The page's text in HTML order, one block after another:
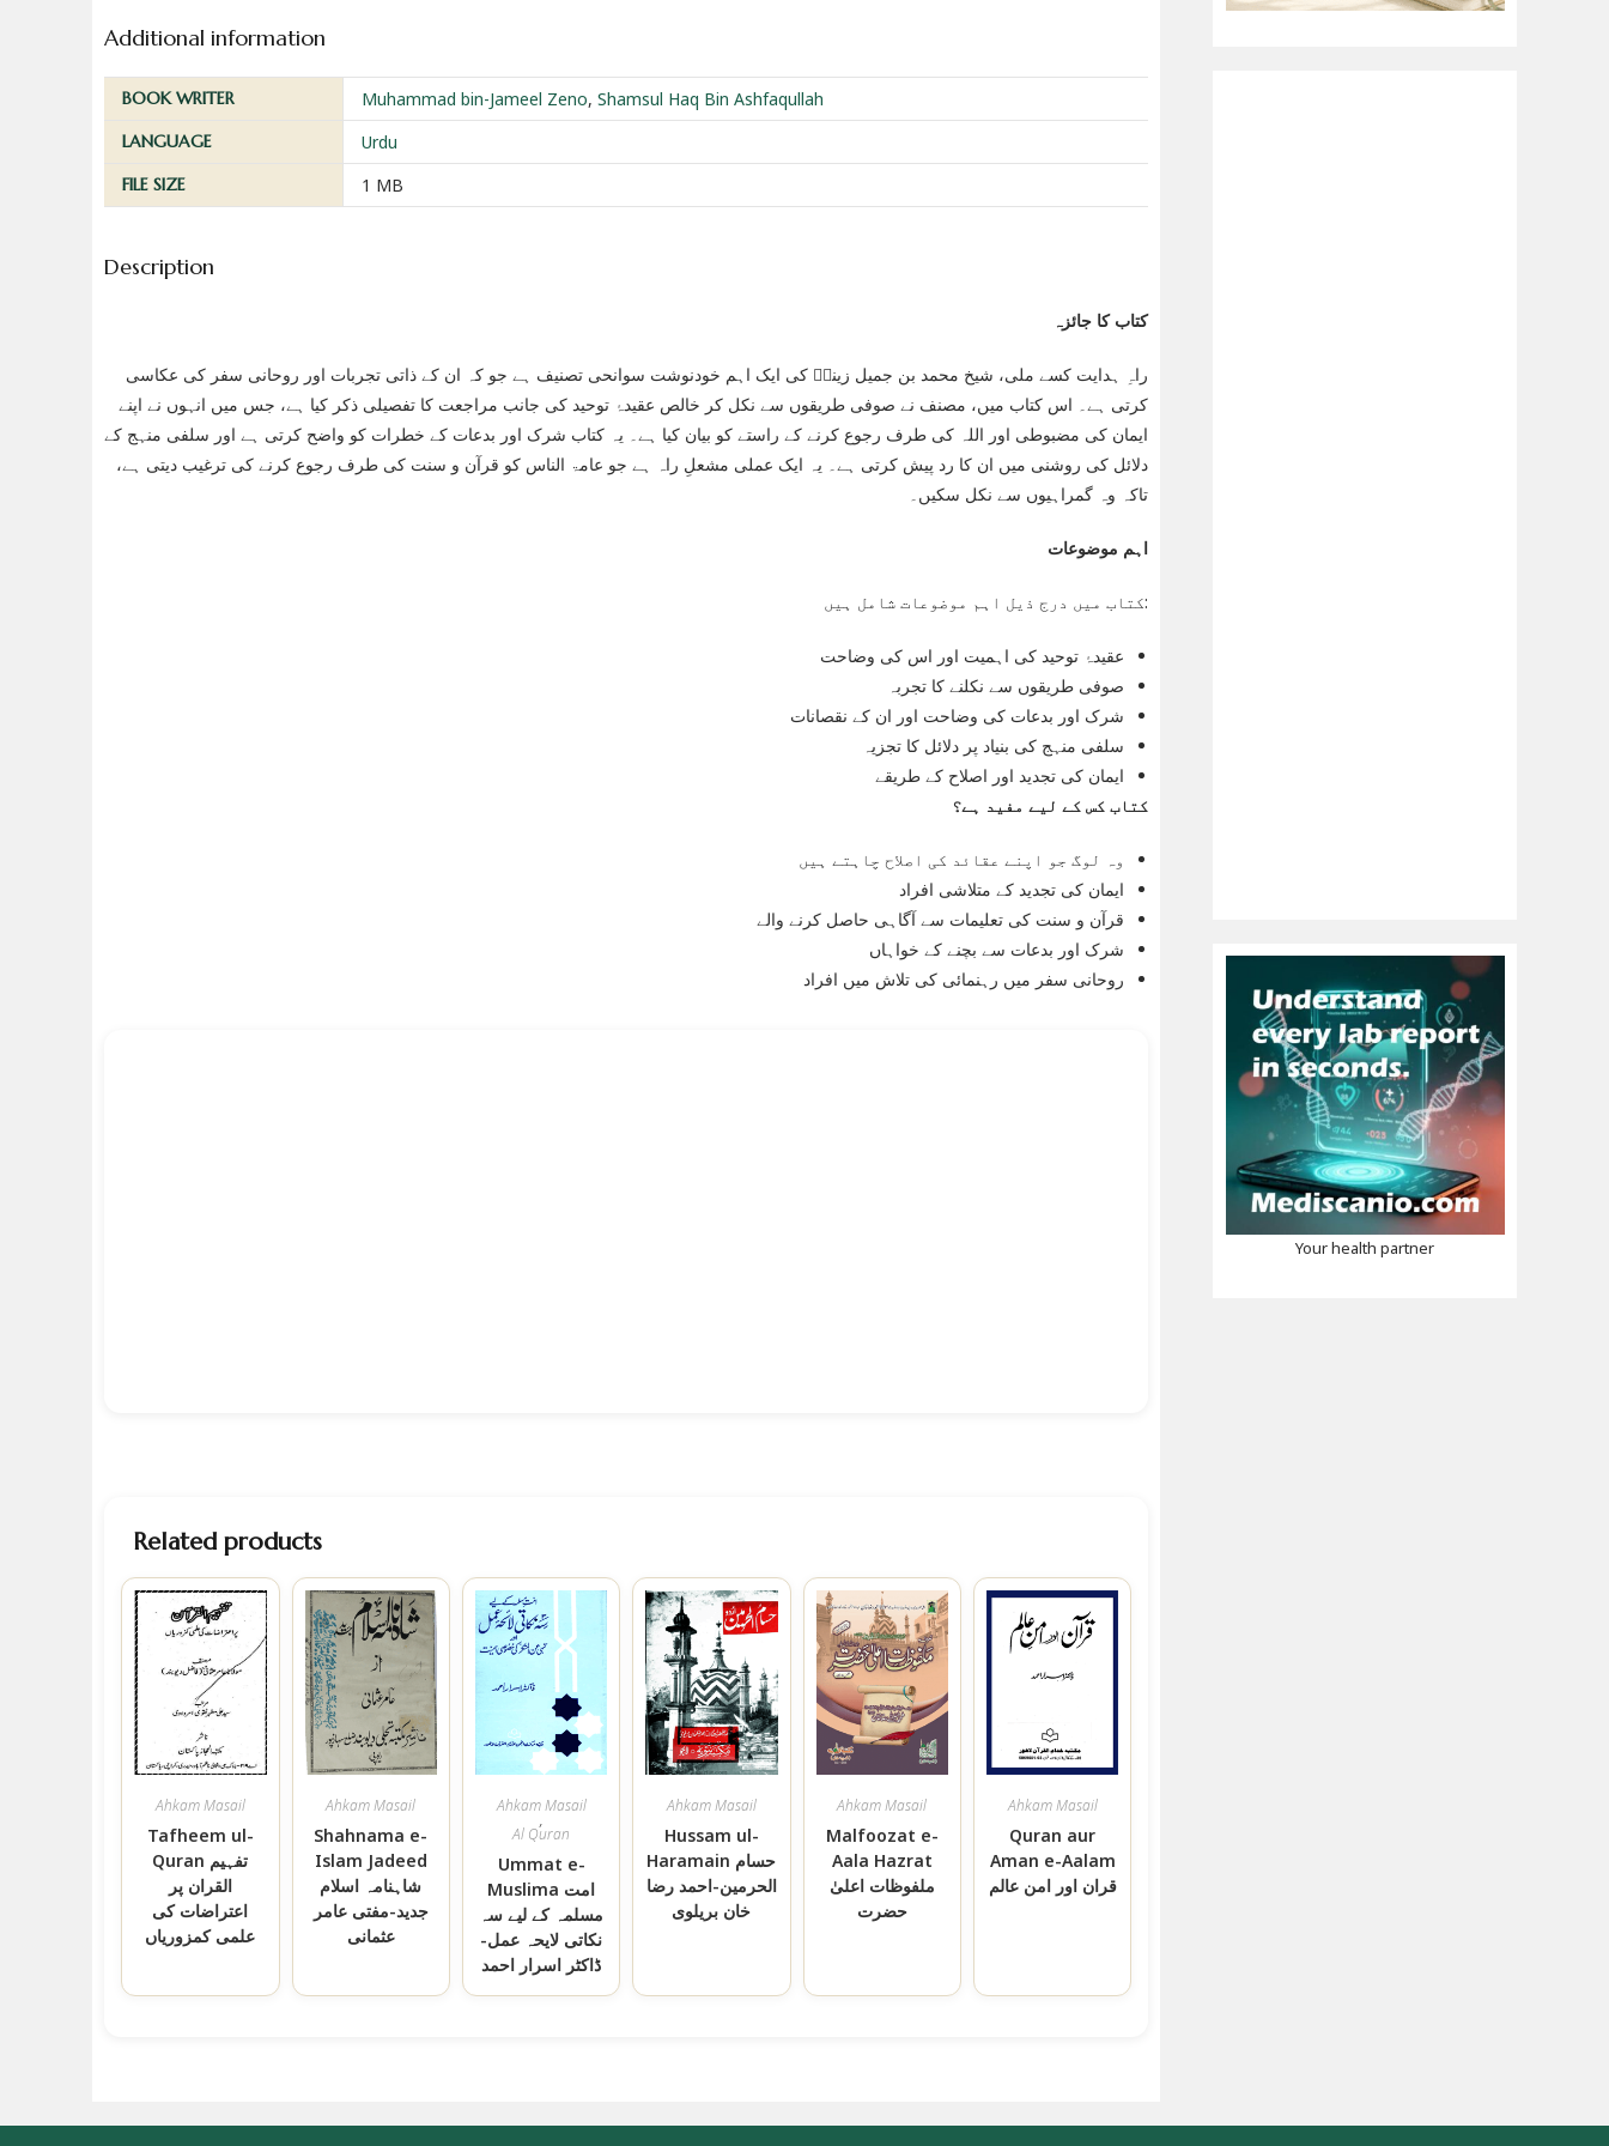
Additional information
BOOK WRITER Muhammad bin-Jameel Zeno,Shamsul Haq Bin Ashfaqullah
LANGUAGE Urdu
FILE SIZE 1 MB
Description
کتاب کا جائزہ
راہِ ہدایت کسے ملی، شیخ محمد بن جمیل زینوؒ کی ایک اہم خودنوشت سوانحی تصنیف ہے جو کہ ان کے ذاتی تجربات اور روحانی سفر کی عکاسی
کرتی ہے۔ اس کتاب میں، مصنف نے صوفی طریقوں سے نکل کر خالص عقیدۂ توحید کی جانب مراجعت کا تفصیلی ذکر کیا ہے، جس میں انہوں نے اپنے
ایمان کی مضبوطی اور اللہ کی طرف رجوع کرنے کے راستے کو بیان کیا ہے۔ یہ کتاب شرک اور بدعات کے خطرات کو واضح کرتی ہے اور سلفی منہج کے
دلائل کی روشنی میں ان کا رد پیش کرتی ہے۔ یہ ایک عملی مشعلِ راہ ہے جو عامۃ الناس کو قرآن و سنت کی طرف رجوع کرنے کی ترغیب دیتی ہے،
تاکہ وہ گمراہیوں سے نکل سکیں۔
اہم موضوعات
کتاب میں درج ذیل اہم موضوعات شامل ہیں:
عقیدۂ توحید کی اہمیت اور اس کی وضاحت
صوفی طریقوں سے نکلنے کا تجربہ
شرک اور بدعات کی وضاحت اور ان کے نقصانات
سلفی منہج کی بنیاد پر دلائل کا تجزیہ
ایمان کی تجدید اور اصلاح کے طریقے
کتاب کس کے لیے مفید ہے؟
وہ لوگ جو اپنے عقائد کی اصلاح چاہتے ہیں
ایمان کی تجدید کے متلاشی افراد
قرآن و سنت کی تعلیمات سے آگاہی حاصل کرنے والے
شرک اور بدعات سے بچنے کے خواہاں
روحانی سفر میں رہنمائی کی تلاش میں افراد
Related products
Ahkam Masail
Tafheem ul-
Quran تفہیم
القران پر
اعتراضات کی
علمی کمزوریاں
Ahkam Masail
Shahnama e-
Islam Jadeed
شاہنامہ اسلام
جدید-مفتی عامر
عثمانی
Ahkam Masail
,
Al Quran
Ummat e-
Muslima امت
مسلمہ کے لیے سہ
نکاتی لایحہ عمل-
ڈاکٹر اسرار احمد
Ahkam Masail
Hussam ul-
Haramain حسام
الحرمين-احمد رضا
خان بریلوی
Ahkam Masail
Malfoozat e-
Aala Hazrat
ملفوظات اعلیٰ
حضرت
Ahkam Masail
Quran aur
Aman e-Aalam
قران اور امن عالم
Your health partner